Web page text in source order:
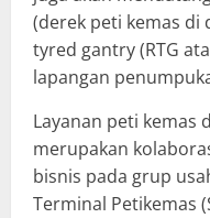
(derek peti kemas di
tyred gantry (RTG
lapangan
Layanan peti kemas
merupakan
bisnis pada grup
Terminal Petikemas